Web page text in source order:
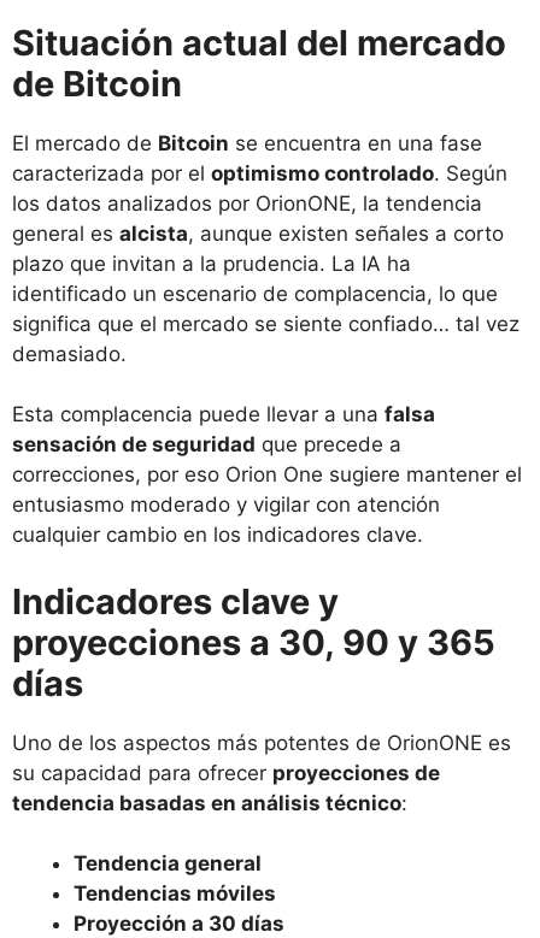
Situación actual del mercado
de Bitcoin
El mercado de Bitcoin se encuentra en una fase
caracterizada por el optimismo controlado. Según
los datos analizados por OrionONE, la tendencia
general es alcista, aunque existen señales a corto
plazo que invitan a la prudencia. La IA ha
identificado un escenario de complacencia, lo que
significa que el mercado se siente confiado… tal vez
demasiado.
Esta complacencia puede llevar a una falsa
sensación de seguridad que precede a
correcciones, por eso Orion One sugiere mantener el
entusiasmo moderado y vigilar con atención
cualquier cambio en los indicadores clave.
Indicadores clave y
proyecciones a 30, 90 y 365
días
Uno de los aspectos más potentes de OrionONE es
su capacidad para ofrecer proyecciones de
tendencia basadas en análisis técnico:
Tendencia general
Tendencias móviles
Proyección a 30 días